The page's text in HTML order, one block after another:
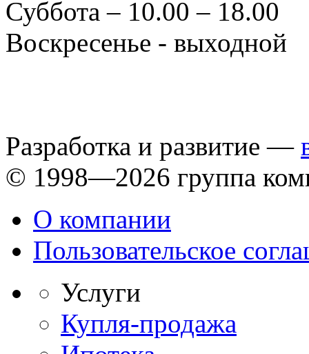
Суббота – 10.00 – 18.00
Воскресенье - выходной
Разработка и развитие —
© 1998—2026 группа
О компании
Пользовательское
Услуги
Купля-продажа